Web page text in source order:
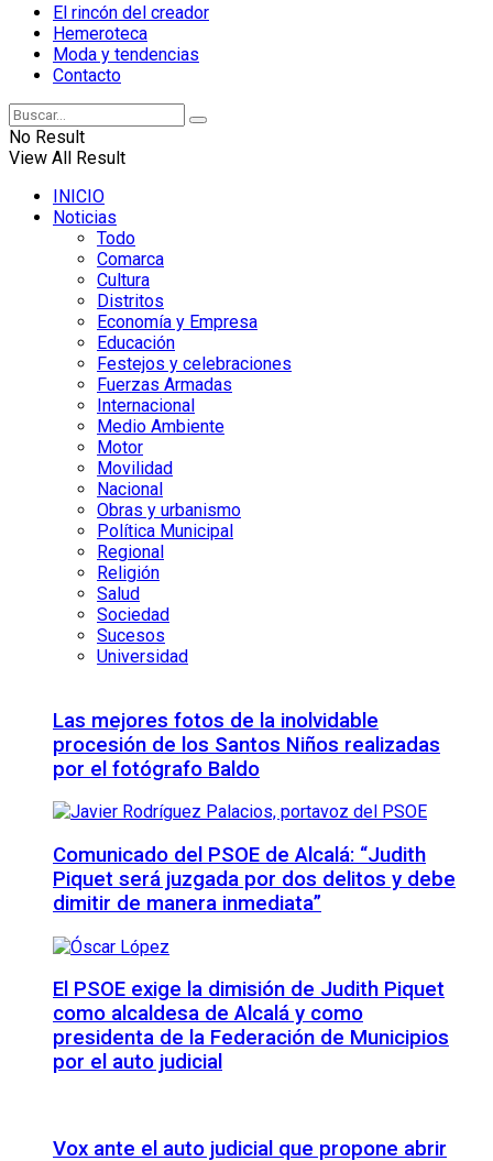
El rincón del creador
Hemeroteca
Moda y tendencias
Contacto
No Result
View All Result
INICIO
Noticias
Todo
Comarca
Cultura
Distritos
Economía y Empresa
Educación
Festejos y celebraciones
Fuerzas Armadas
Internacional
Medio Ambiente
Motor
Movilidad
Nacional
Obras y urbanismo
Política Municipal
Regional
Religión
Salud
Sociedad
Sucesos
Universidad
Las mejores fotos de la inolvidable
procesión de los Santos Niños realizadas
por el fotógrafo Baldo
Comunicado del PSOE de Alcalá: “Judith
Piquet será juzgada por dos delitos y debe
dimitir de manera inmediata”
El PSOE exige la dimisión de Judith Piquet
como alcaldesa de Alcalá y como
presidenta de la Federación de Municipios
por el auto judicial
Vox ante el auto judicial que propone abrir